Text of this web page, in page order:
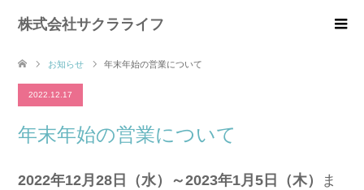
株式会社サクラライフ
お知らせ 年末年始の営業について
2022.12.17
年末年始の営業について
2022年12月28日（水）～2023年1月5日（木）
ま